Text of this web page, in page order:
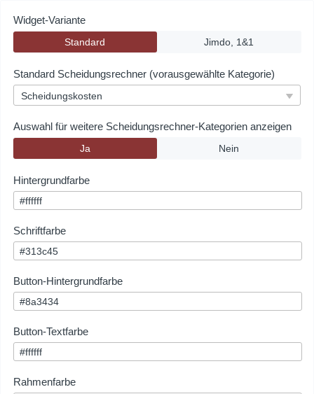
Widget-Variante
Standard Jimdo, 1&1
Standard Scheidungsrechner (vorausgewählte Kategorie)
Scheidungskosten
Auswahl für weitere Scheidungsrechner-Kategorien anzeigen
Ja Nein
Hintergrundfarbe
Schriftfarbe
Button-Hintergrundfarbe
Button-Textfarbe
Rahmenfarbe